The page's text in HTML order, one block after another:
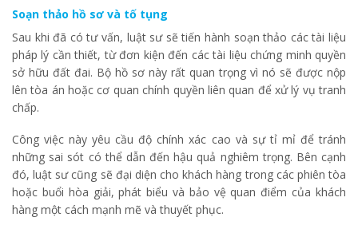
Soạn thảo hồ sơ và tố tụng
Sau khi đã có tư vấn, luật sư sẽ tiến hành soạn thảo các tài liệu
pháp lý cần thiết, từ đơn kiện đến các tài liệu chứng minh quyền
sở hữu đất đai. Bộ hồ sơ này rất quan trọng vì nó sẽ được nộp
lên tòa án hoặc cơ quan chính quyền liên quan để xử lý vụ tranh
chấp.
Công việc này yêu cầu độ chính xác cao và sự tỉ mỉ để tránh
những sai sót có thể dẫn đến hậu quả nghiêm trọng. Bên cạnh
đó, luật sư cũng sẽ đại diện cho khách hàng trong các phiên tòa
hoặc buổi hòa giải, phát biểu và bảo vệ quan điểm của khách
hàng một cách mạnh mẽ và thuyết phục.